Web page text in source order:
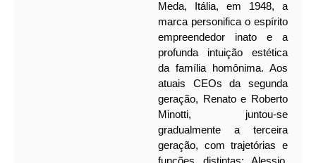
Meda, Itália, em 1948, a
marca personifica o espírito
empreendedor inato e a
profunda intuição estética
da família homônima. Aos
atuais CEOs da segunda
geração, Renato e Roberto
Minotti, juntou-se
gradualmente a terceira
geração, com trajetórias e
funções distintas: Alessio,